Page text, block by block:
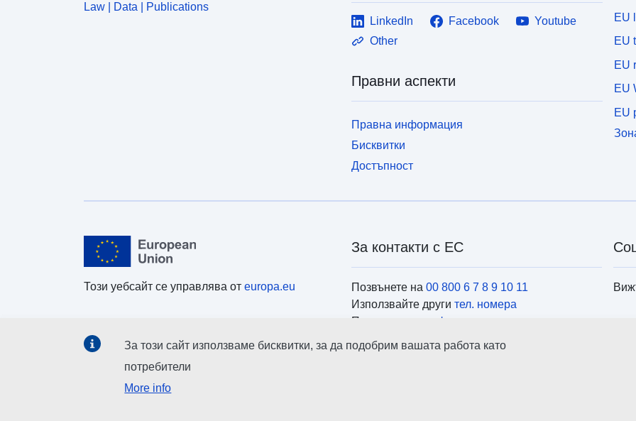
Law | Data | Publications
LinkedIn Facebook
Youtube
Other
Правни аспекти
Правна информация
Бисквитки
Достъпност
EU
EU
EU
EU
EU
Този уебсайт се управлява от europa.eu
За контакти с ЕС
Позвънете на 00 800 6 7 8 9 10 11
Използвайте други тел. номера
Пишете ни чрез
формуляра за контакти
Посетете ни в
центровете на ЕС
За този сайт използваме бисквитки, за да подобрим вашата работа като
потребители
More info